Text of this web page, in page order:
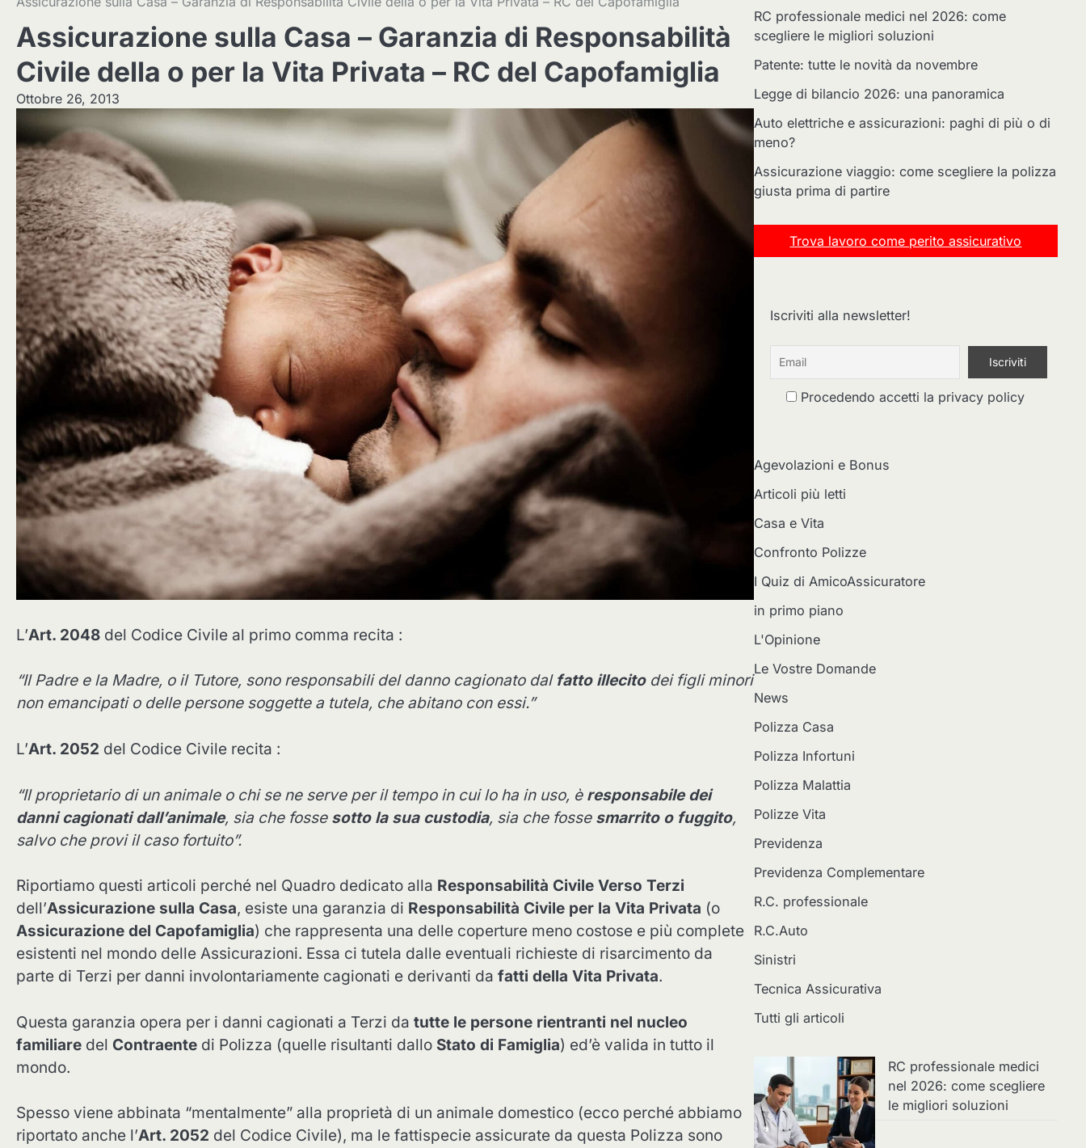
Assicurazione sulla Casa – Garanzia di Responsabilità
Civile della o per la Vita Privata – RC del Capofamiglia
Ottobre 26, 2013
L’Art. 2048 del Codice Civile al primo comma recita :
“Il Padre e la Madre, o il Tutore, sono responsabili del danno cagionato dal fatto illecitodei figli minori
non emancipati o delle persone soggette a tutela, che abitano con essi.”
L’Art. 2052 del Codice Civile recita :
“Il proprietario di un animale o chi se ne serve per il tempo in cui lo ha in uso, è responsabile dei
danni cagionati dall’animale, sia che fosse sotto la sua custodia, sia che fosse smarrito o fuggito,
salvo che provi il caso fortuito”.
Riportiamo questi articoli perché nel Quadro dedicato alla Responsabilità Civile Verso Terzi
dell’Assicurazione sulla Casa, esiste una garanzia di Responsabilità Civile per la Vita Privata (o
Assicurazione del Capofamiglia) che rappresenta una delle coperture meno costose e più complete
esistenti nel mondo delle Assicurazioni. Essa ci tutela dalle eventuali richieste di risarcimento da
parte di Terzi per danni involontariamente cagionati e derivanti da fatti della Vita Privata.
Questa garanzia opera per i danni cagionati a Terzi da tutte le persone rientranti nel nucleo
familiare del Contraente di Polizza (quelle risultanti dallo Stato di Famiglia) ed’è valida in tutto il
mondo.
Spesso viene abbinata “mentalmente” alla proprietà di un animale domestico (ecco perché abbiamo
riportato anche l’Art. 2052 del Codice Civile), ma le fattispecie assicurate da questa Polizza sono
RC professionale medici nel 2026: come
scegliere le migliori soluzioni
Patente: tutte le novità da novembre
Legge di bilancio 2026: una panoramica
Auto elettriche e assicurazioni: paghi di più o di
meno?
Assicurazione viaggio: come scegliere la polizza
giusta prima di partire
Trova lavoro come perito assicurativo
Iscriviti alla newsletter!
Procedendo accetti la privacy policy
Agevolazioni e Bonus
Articoli più letti
Casa e Vita
Confronto Polizze
I Quiz di AmicoAssicuratore
in primo piano
L'Opinione
Le Vostre Domande
News
Polizza Casa
Polizza Infortuni
Polizza Malattia
Polizze Vita
Previdenza
Previdenza Complementare
R.C. professionale
R.C.Auto
Sinistri
Tecnica Assicurativa
Tutti gli articoli
RC professionale medici
nel 2026: come scegliere
le migliori soluzioni